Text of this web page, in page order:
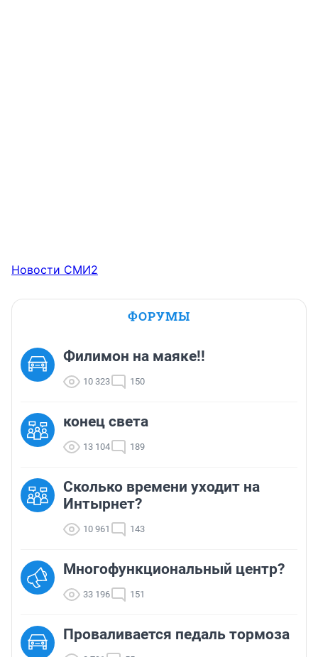
Новости СМИ2
ФОРУМЫ
Филимон на маяке!!
10 323 150
конец света
13 104 189
Сколько времени уходит на
Интырнет?
10 961 143
Многофункциональный центр?
33 196 151
Проваливается педаль тормоза